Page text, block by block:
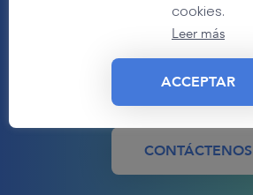
Contáctenos para
adicional sobre
un presupuesto
CONTÁCTENOS
cookies.
Leer más
ACCEPTAR